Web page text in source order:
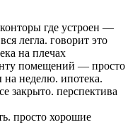
где устроен —
легла. говорит это
на плечах
помещений — просто
на неделю. ипотека.
закрыто. перспектива
просто хорошие